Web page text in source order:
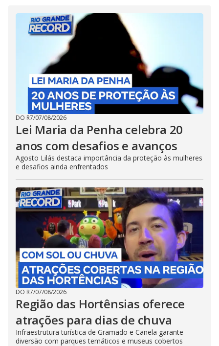
DO R7/07/08/2026
Lei Maria da Penha celebra 20
anos com desafios e avanços
Agosto Lilás destaca importância da proteção às mulheres
e desafios ainda enfrentados
DO R7/07/08/2026
Região das Hortênsias oferece
atrações para dias de chuva
Infraestrutura turística de Gramado e Canela garante
diversão com parques temáticos e museus cobertos